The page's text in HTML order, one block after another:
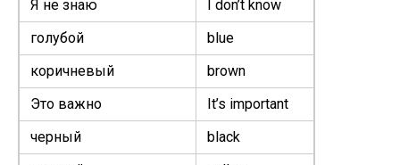
Я не знаю
I don’t know
голубой
blue
коричневый
brown
Это важно
It’s impor­tant
черный
black